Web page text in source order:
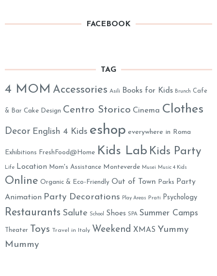
FACEBOOK
TAG
4 MOM Accessories Asili Books for Kids Brunch Cafe
& Bar Cake Design Centro Storico Cinema Clothes
Decor English 4 Kids eshop everywhere in Roma
Exhibitions FreshFood@Home Kids Lab Kids Party
Life Location Mom's Assistance Monteverde Musei Music 4 Kids
Online Organic & Eco-Friendly Out of Town Parks
Party
Animation Party Decorations Play Areas Prati Psychology
Restaurants Salute School Shoes SPA Summer Camps
Theater Toys Travel in Italy Weekend XMAS Yummy
Mummy